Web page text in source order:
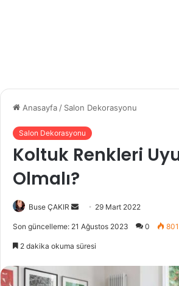
Anasayfa / Salon Dekorasyonu
Salon Dekorasyonu
Koltuk Renkleri
Olmalı?
Buse ÇAKIR
e
-
p
29 Mart 2022
Son güncelleme: 21 Ağustos 2023 0 801
2 dakika okuma süresi